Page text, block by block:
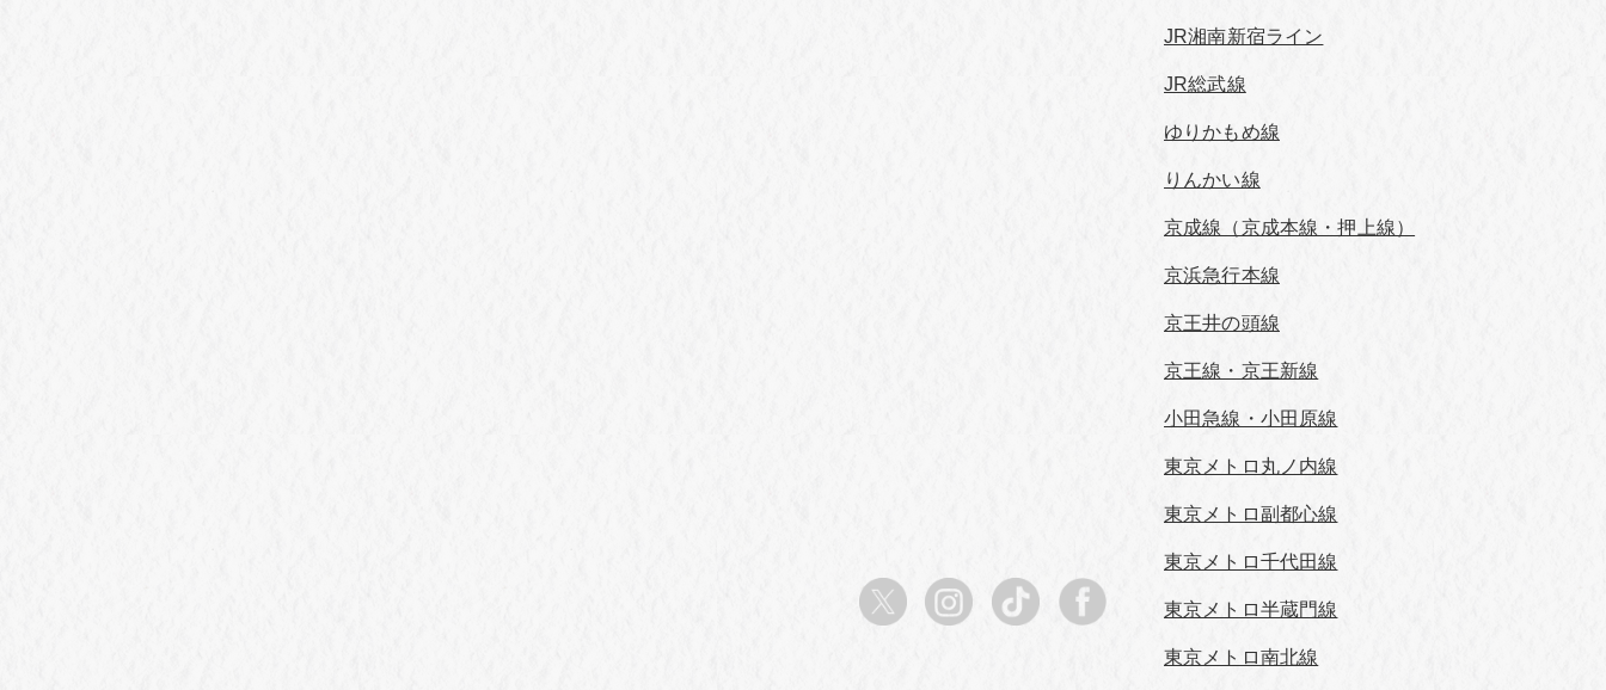
JR湘南新宿ライン
JR総武線
ゆりかもめ線
りんかい線
京成線（京成本線・押上線）
京浜急行本線
京王井の頭線
京王線・京王新線
小田急線・小田原線
東京メトロ丸ノ内線
東京メトロ副都心線
東京メトロ千代田線
東京メトロ半蔵門線
東京メトロ南北線